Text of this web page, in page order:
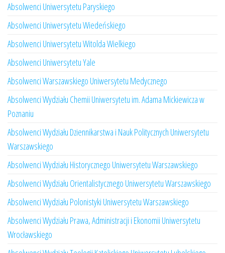
Absolwenci Uniwersytetu Paryskiego
Absolwenci Uniwersytetu Wiedeńskiego
Absolwenci Uniwersytetu Witolda Wielkiego
Absolwenci Uniwersytetu Yale
Absolwenci Warszawskiego Uniwersytetu Medycznego
Absolwenci Wydziału Chemii Uniwersytetu im. Adama Mickiewicza w
Poznaniu
Absolwenci Wydziału Dziennikarstwa i Nauk Politycznych Uniwersytetu
Warszawskiego
Absolwenci Wydziału Historycznego Uniwersytetu Warszawskiego
Absolwenci Wydziału Orientalistycznego Uniwersytetu Warszawskiego
Absolwenci Wydziału Polonistyki Uniwersytetu Warszawskiego
Absolwenci Wydziału Prawa, Administracji i Ekonomii Uniwersytetu
Wrocławskiego